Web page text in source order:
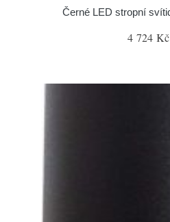
Černé LED stropní
4 724 Kč